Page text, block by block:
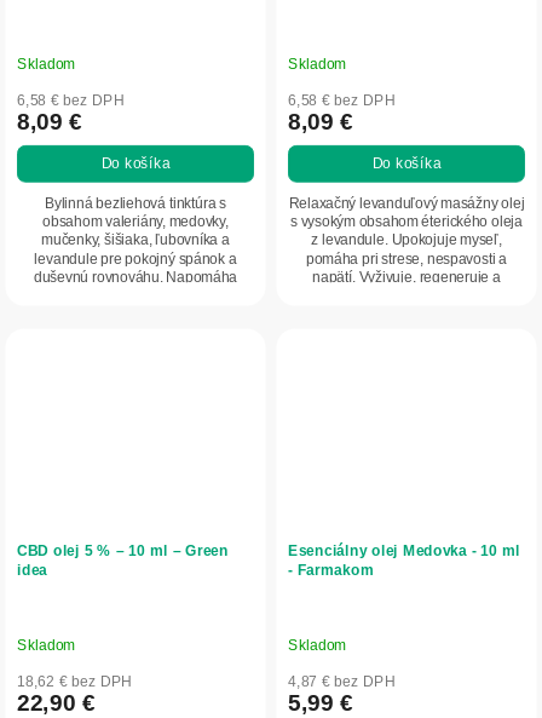
Skladom
6,58 € bez DPH
8,09 €
Do košíka
Bylinná bezliehová tinktúra s
obsahom valeriány, medovky,
mučenky, šišiaka, ľubovníka a
levandule pre pokojný spánok a
duševnú rovnováhu. Napomáha
Skladom
6,58 € bez DPH
8,09 €
Do košíka
Relaxačný levanduľový masážny olej
s vysokým obsahom éterického oleja
z levandule. Upokojuje myseľ,
pomáha pri strese, nespavosti a
napätí. Vyživuje, regeneruje a
CBD olej 5 % – 10 ml – Green
idea
Skladom
18,62 € bez DPH
22,90 €
Esenciálny olej Medovka - 10 ml
- Farmakom
Skladom
4,87 € bez DPH
5,99 €